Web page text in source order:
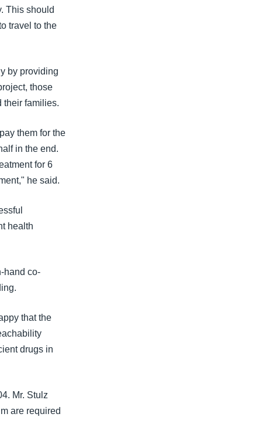
This should
travel to the
by providing
those
their families.
them for the
in the end.
for 6
he said.
health
hand co-
that the
drugs in
Mr. Stulz
are required